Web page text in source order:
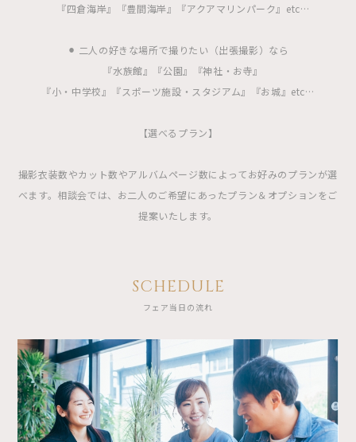
『四倉海岸』『豊間海岸』『アクアマリンパーク』etc…
⚫︎ 二人の好きな場所で撮りたい（出張撮影）なら
『水族館』『公園』『神社・お寺』
『小・中学校』『スポーツ施設・スタジアム』『お城』etc…
【選べるプラン】
撮影衣装数やカット数やアルバムページ数によってお好みのプランが選
べます。相談会では、お二人のご希望にあったプラン＆オプションをご
提案いたします。
SCHEDULE
フェア当日の流れ